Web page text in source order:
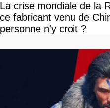
La crise mondiale de la
ce fabricant venu de
personne n'y croit ?